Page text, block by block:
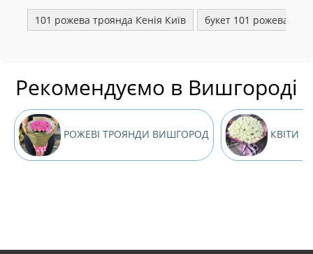
101 рожева троянда Кенія Київ букет 101 рожева
Рекомендуємо в Вишгороді
РОЖЕВІ ТРОЯНДИ ВИШГОРОД КВІТИ